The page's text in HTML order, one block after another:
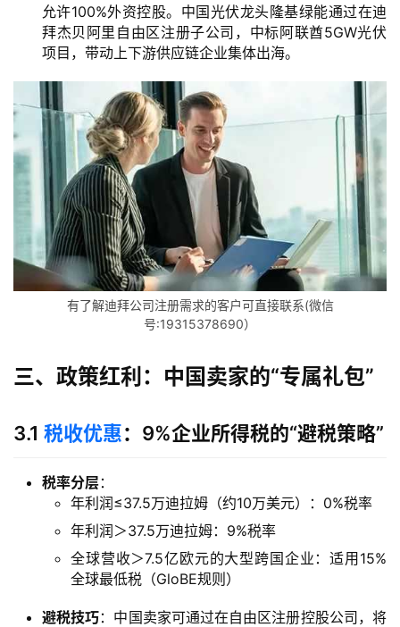
允许100%外资控股。中国光伏龙头隆基绿能通过在迪
拜杰贝阿里自由区注册子公司，中标阿联酋5GW光伏
项目，带动上下游供应链企业集体出海。
有了解迪拜公司注册需求的客户可直接联系(微信
号:19315378690）
三、政策红利：中国卖家的“专属礼包”
3.1 税收优惠：9%企业所得税的“避税策略”
税率分层：
年利润≤37.5万迪拉姆（约10万美元）：0%税率
年利润＞37.5万迪拉姆：9%税率
全球营收＞7.5亿欧元的大型跨国企业：适用15%
全球最低税（GloBE规则）
避税技巧：中国卖家可通过在自由区注册控股公司，将